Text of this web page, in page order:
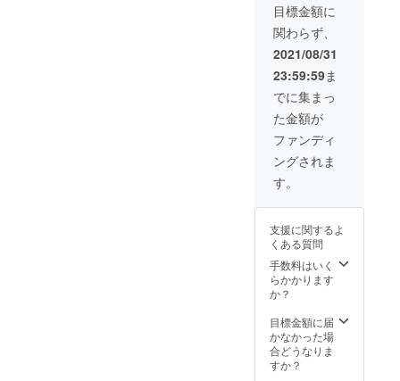
きはビ
ジネス
シュー
ズ、パ
ンプス
のみ対
象で
す。 ＊
メ
ニュー
はブ
ラッシ
ナー、
クリー
ム、除
菌消
臭、コ
バイン
ます。
＊使用
期限は
につい
て ＊計
測時期
は2021
年12月
頃を予
定して
おりま
す。 ＊
制作す
るシャ
ツは紳
りま
す。 ＊
当店で
提示す
る輸入
生地に
ツを作
りま
す。 ＊
スーツ
を仕立
ててい
ます。
https://il
sarto.n
et/profil
e 金属
プレー
トにつ
いて ＊
プレー
約5cm×
約20cm
のもの
になり
ます ＊
掲示期
します
が、予
期せぬ
（後日
ご連絡
をしま
す） 場
所：厳
選屋店
内 人数
制限：
支援者
ご本人
のみ
（最大
場とな
りま
す） 駐
車場：
隣接郵
便局の
用可
交通費
は自己
上決定
します)
＊場所
(リーガ
ル
シュー
ズ岡崎
店また
は厳選
屋店内)
＊人数
制限：1
しお友
で追加
可能）
＊ご来
店まで
の交通
己負担
としま
す。 レ
ギュ
目標金額に
関わらず、
2021/08/31
23:59:59ま
でに集まっ
た金額が
ファンディ
ングされま
す。
支援に関するよ
くある質問
手数料はいく
らかかります
か？
目標金額に届
かなかった場
合どうなりま
すか？